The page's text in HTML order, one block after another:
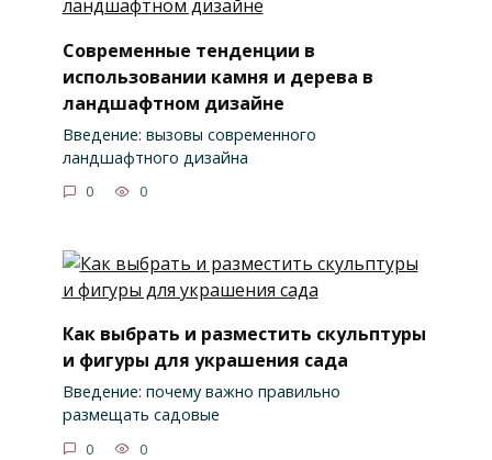
Современные тенденции в
использовании камня и дерева в
ландшафтном дизайне
Введение: вызовы современного
ландшафтного дизайна
0 0
Как выбрать и разместить скульптуры
и фигуры для украшения сада
Введение: почему важно правильно
размещать садовые
0 0